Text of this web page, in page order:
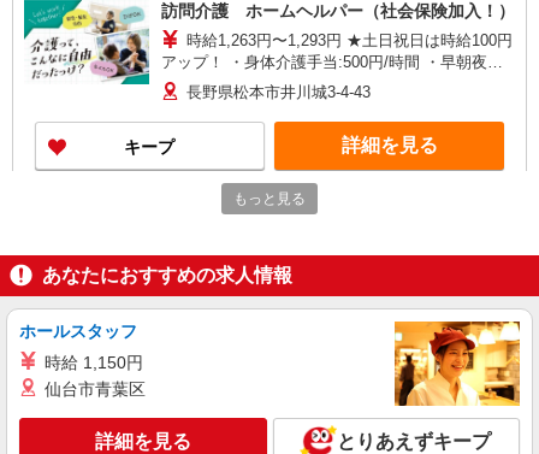
訪問介護 ホームヘルパー（社会保険加入！）
時給1,263円〜1,293円 ★土日祝日は時給100円
アップ！ ・身体介護手当:500円/時間 ・早朝夜間
深夜手当:300円/時間 （18:00〜翌07:59の時間
帯） ・ICT手当:2,000円/月 ・深夜割増は別途支給
・ケア→ケアの移動時間も賃金（時給）を支給 ・
特定事業所加算手当:60円/時間含む ※給与幅は資
格・経験等による
長野県松本市井川城3-4-43
キープ 詳細を見る
ショートステイ 介護スタッフ
【時給】1,261円〜1,420円 ▼給与詳細 処遇改
善手当：200〜220円/時 ▼下記別途支給 夜勤手
当:6,000円/回 通勤手当 年末年始手当：380円/時
寸志あり：年2回（6月・12月） ※業績による ※
処遇改善手当は試用期間中(3ヶ月)は支給なし
キープ 詳細を見る
もっと見る
あなたにおすすめの求人情報
ホールスタッフ
時給 1,150円
仙台市青葉区
詳細を見る とりあえずキープ